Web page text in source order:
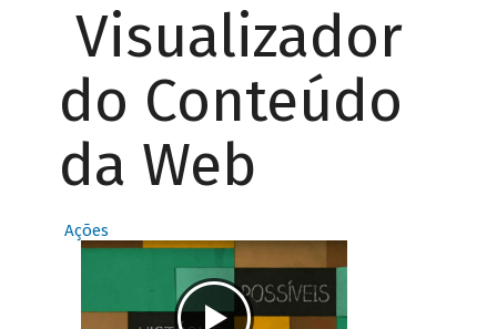
Visualizador
do Conteúdo
da Web
Ações